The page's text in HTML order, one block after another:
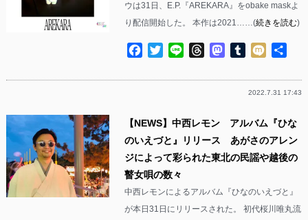
ウは31日、E.P.『AREKARA』をobake maskよ
り配信開始した。 本作は2021……(続きを読む)
Facebook
TwitterLine ThreadsMastodon
Tumblr
Mixi
2022.7.31 17:43
【NEWS】中西レモン アルバム『ひな
のいえづと』リリース あがさのアレン
ジによって彩られた東北の民謡や越後の
瞽女唄の数々
中西レモンによるアルバム『ひなのいえづと』
が本日31日にリリースされた。 初代桜川唯丸流